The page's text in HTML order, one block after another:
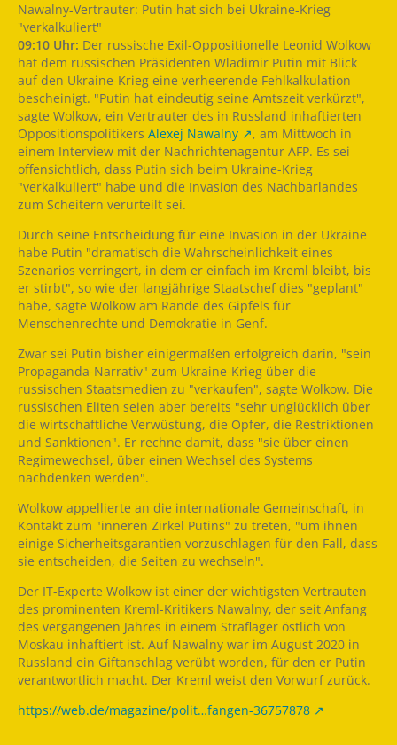
Nawalny-Vertrauter: Putin hat sich bei Ukraine-Krieg
"verkalkuliert"
09:10 Uhr: Der russische Exil-Oppositionelle Leonid Wolkow
hat dem russischen Präsidenten Wladimir Putin mit Blick
auf den Ukraine-Krieg eine verheerende Fehlkalkulation
bescheinigt. "Putin hat eindeutig seine Amtszeit verkürzt",
sagte Wolkow, ein Vertrauter des in Russland inhaftierten
Oppositionspolitikers Alexej Nawalny
, am Mittwoch in
einem Interview mit der Nachrichtenagentur AFP. Es sei
offensichtlich, dass Putin sich beim Ukraine-Krieg
"verkalkuliert" habe und die Invasion des Nachbarlandes
zum Scheitern verurteilt sei.
Durch seine Entscheidung für eine Invasion in der Ukraine
habe Putin "dramatisch die Wahrscheinlichkeit eines
Szenarios verringert, in dem er einfach im Kreml bleibt, bis
er stirbt", so wie der langjährige Staatschef dies "geplant"
habe, sagte Wolkow am Rande des Gipfels für
Menschenrechte und Demokratie in Genf.
Zwar sei Putin bisher einigermaßen erfolgreich darin, "sein
Propaganda-Narrativ" zum Ukraine-Krieg über die
russischen Staatsmedien zu "verkaufen", sagte Wolkow. Die
russischen Eliten seien aber bereits "sehr unglücklich über
die wirtschaftliche Verwüstung, die Opfer, die Restriktionen
und Sanktionen". Er rechne damit, dass "sie über einen
Regimewechsel, über einen Wechsel des Systems
nachdenken werden".
Wolkow appellierte an die internationale Gemeinschaft, in
Kontakt zum "inneren Zirkel Putins" zu treten, "um ihnen
einige Sicherheitsgarantien vorzuschlagen für den Fall, dass
sie entscheiden, die Seiten zu wechseln".
Der IT-Experte Wolkow ist einer der wichtigsten Vertrauten
des prominenten Kreml-Kritikers Nawalny, der seit Anfang
des vergangenen Jahres in einem Straflager östlich von
Moskau inhaftiert ist. Auf Nawalny war im August 2020 in
Russland ein Giftanschlag verübt worden, für den er Putin
verantwortlich macht. Der Kreml weist den Vorwurf zurück.
https://web.de/magazine/polit…fangen-36757878